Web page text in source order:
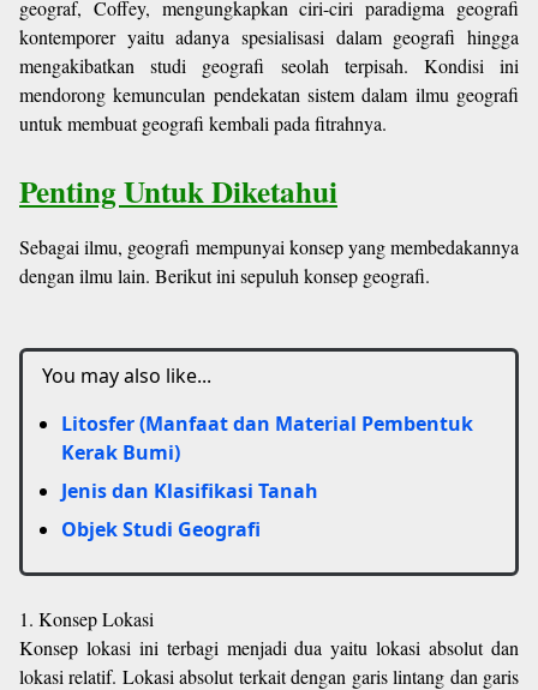
geograf, Coffey, mengungkapkan ciri-ciri paradigma geografi
kontemporer yaitu adanya spesialisasi dalam geografi hingga
mengakibatkan studi geografi seolah terpisah. Kondisi ini
mendorong kemunculan pendekatan sistem dalam ilmu geografi
untuk membuat geografi kembali pada fitrahnya.
Penting Untuk Diketahui
Sebagai ilmu, geografi mempunyai konsep yang membedakannya
dengan ilmu lain. Berikut ini sepuluh konsep geografi.
You may also like...
Litosfer (Manfaat dan Material Pembentuk
Kerak Bumi)
Jenis dan Klasifikasi Tanah
Objek Studi Geografi
1. Konsep Lokasi
Konsep lokasi ini terbagi menjadi dua yaitu lokasi absolut dan
lokasi relatif. Lokasi absolut terkait dengan garis lintang dan garis